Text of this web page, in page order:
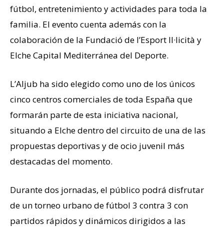
fútbol, entretenimiento y actividades para toda la
familia. El evento cuenta además con la
colaboración de la Fundació de l’Esport Il·licità y
Elche Capital Mediterránea del Deporte.
L’Aljub ha sido elegido como uno de los únicos
cinco centros comerciales de toda España que
formarán parte de esta iniciativa nacional,
situando a Elche dentro del circuito de una de las
propuestas deportivas y de ocio juvenil más
destacadas del momento.
Durante dos jornadas, el público podrá disfrutar
de un torneo urbano de fútbol 3 contra 3 con
partidos rápidos y dinámicos dirigidos a las